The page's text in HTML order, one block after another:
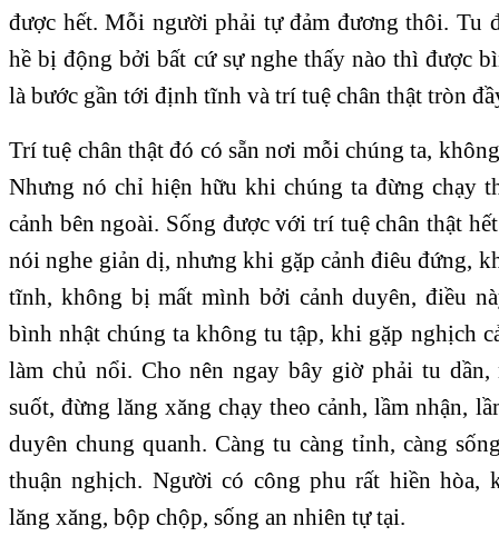
được hết. Mỗi người phải tự đảm đương thôi. Tu
hề bị động bởi bất cứ sự nghe thấy nào thì được
là bước gần tới định tĩnh và trí tuệ chân thật tròn
Trí tuệ chân thật đó có sẵn nơi mỗi chúng ta,
Nhưng nó chỉ hiện hữu khi chúng ta đừng chạy
cảnh bên ngoài. Sống được với trí tuệ chân thật
nói nghe giản dị, nhưng khi gặp cảnh điêu đứng,
tĩnh, không bị mất mình bởi cảnh duyên, điều
bình nhật chúng ta không tu tập, khi gặp nghịch
làm chủ nổi. Cho nên ngay bây giờ phải tu
suốt, đừng lăng xăng chạy theo cảnh, lầm nhận,
duyên chung quanh. Càng tu càng tỉnh, càng
thuận nghịch. Người có công phu rất hiền hòa,
lăng xăng, bộp chộp, sống an nhiên tự tại.